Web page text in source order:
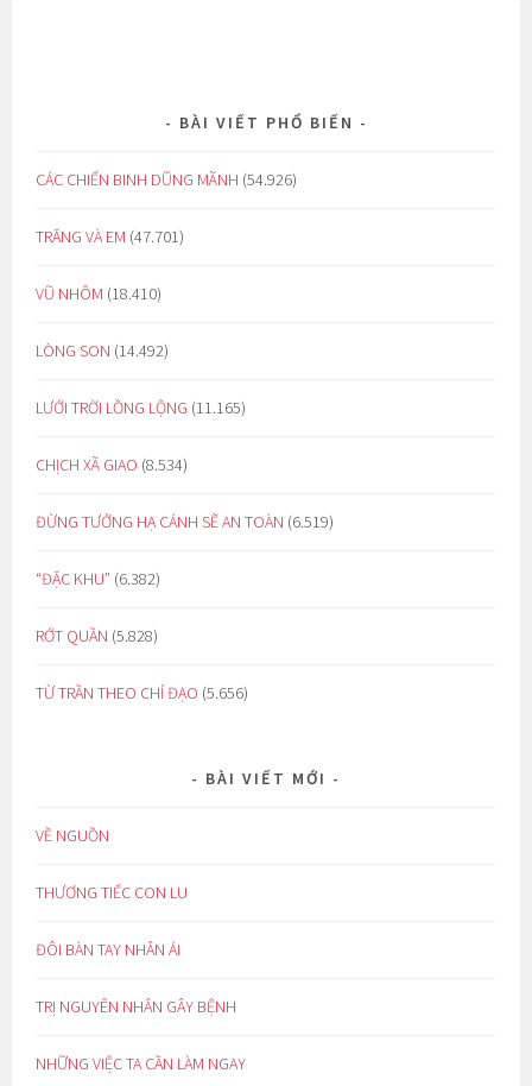
BÀI VIẾT PHỔ BIẾN
CÁC CHIẾN BINH DŨNG MÃNH (54.926)
TRĂNG VÀ EM (47.701)
VŨ NHÔM (18.410)
LÒNG SON (14.492)
LƯỚI TRỜI LỒNG LỘNG (11.165)
CHỊCH XÃ GIAO (8.534)
ĐỪNG TƯỞNG HẠ CÁNH SẼ AN TOÀN (6.519)
“ĐẶC KHU” (6.382)
RỚT QUẦN (5.828)
TỪ TRẦN THEO CHỈ ĐẠO (5.656)
BÀI VIẾT MỚI
VỀ NGUỒN
THƯƠNG TIẾC CON LU
ĐÔI BÀN TAY NHÂN ÁI
TRỊ NGUYÊN NHÂN GÂY BỆNH
NHỮNG VIỆC TA CẦN LÀM NGAY